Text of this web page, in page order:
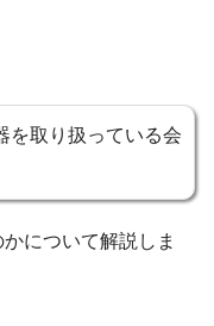
を取り扱っている会
について解説しま